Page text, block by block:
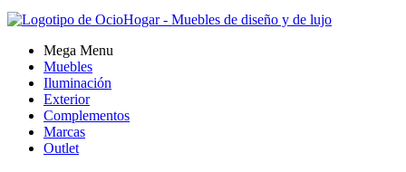
Mega Menu
Muebles
Iluminación
Exterior
Complementos
Marcas
Outlet